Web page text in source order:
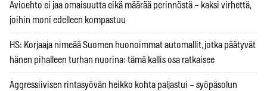
Avioehto ei jaa omaisuutta eikä määrää perinnöstä – kaksi virhettä,
joihin moni edelleen kompastuu
HS: Korjaaja nimeää Suomen huonoimmat automallit, jotka päätyvät
hänen pihalleen turhan nuorina: tämä kallis osa ratkaisee
Aggressiivisen rintasyövän heikko kohta paljastui – syöpäsolun